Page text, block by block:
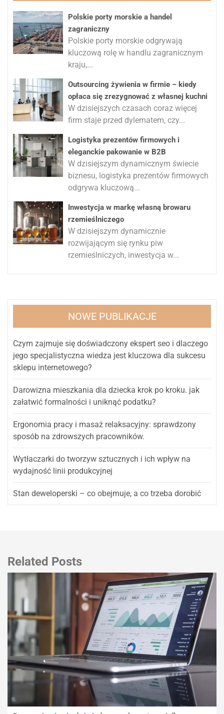
Polskie porty morskie a handel
zagraniczny
Polskie porty morskie odgrywają
kluczową rolę w handlu zagranicznym
kraju,...
Outsourcing żywienia w firmie – kiedy
opłaca się zrezygnować z własnej kuchni
W dzisiejszych czasach coraz więcej
firm staje przed dylematem, czy...
Logistyka prezentów firmowych i
eleganckie pakowanie w B2B
W dzisiejszym dynamicznym świecie
biznesu, logistyka prezentów firmowych
odgrywa kluczową...
Inwestycja w markę własną browaru
rzemieślniczego
W dzisiejszym dynamicznie
rozwijającym się rynku piw
rzemieślniczych, inwestycja w...
NOWE PUBLIKACJE
Czym zajmuje się doświadczony ekspert seo i dlaczego
jego specjalistyczna wiedza jest kluczowa dla sukcesu
sklepu internetowego?
Darowizna mieszkania dla dziecka krok po kroku. jak
załatwić formalności i uniknąć podatku?
Ergonomia pracy i masaż relaksacyjny: sprawdzony
sposób na zdrowszych pracowników.
Wytłaczarki do tworzyw sztucznych i ich wpływ na
wydajność linii produkcyjnej
Stan deweloperski – co obejmuje, a co trzeba dorobić
Related Posts